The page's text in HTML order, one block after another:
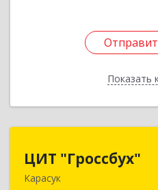
Показать
ЦИТ "Гроссбух"
Карасук
632861,